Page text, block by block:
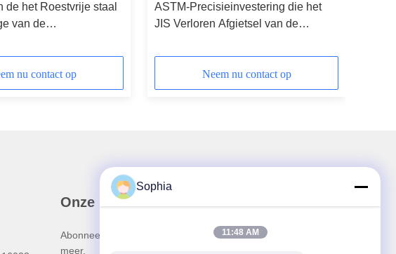
de het Roestvrije staal
van de
A omdat E-F
DP van C D
nu contact op
ASTM-Precisieinvestering die het
JIS Verloren Afgietsel van de
Neem nu contact op
Onze nieuwsbrief
Abonneer u op onze nieuwsbrief voor kortingen en
meer.
Sophia
11:48 AM